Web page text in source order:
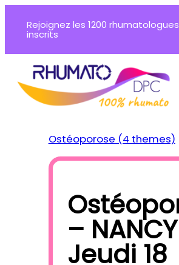
Rejoignez les 1200 rhumatologues
inscrits
Ostéoporose (4 themes)
–
Jeudi 18